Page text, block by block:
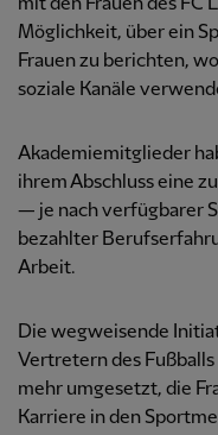
mit den Frauen des FC
Möglichkeit, über ein
Frauen zu berichten,
soziale Kanäle
Akademiemitglieder
ihrem Abschluss eine
— je nach verfügbarer
bezahlter
Arbeit.
Die wegweisende
Vertretern des
mehr umgesetzt, die
Karriere in den